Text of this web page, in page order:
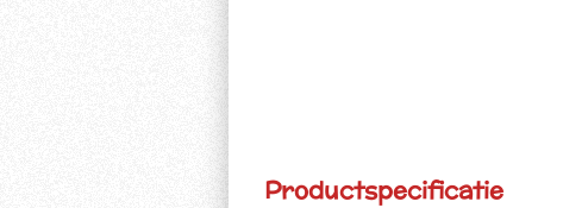
Productspecificatie